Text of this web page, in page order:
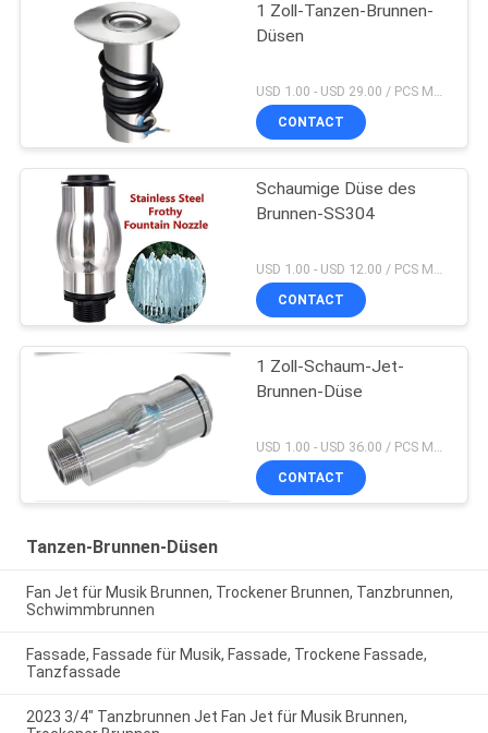
1 Zoll-Tanzen-Brunnen-
Düsen
USD 1.00 - USD 29.00 / PCS MOQ:PC 1
CONTACT
Schaumige Düse des
Brunnen-SS304
CONTACT
1 Zoll-Schaum-Jet-
Brunnen-Düse
CONTACT
Tanzen-Brunnen-Düsen
Fan Jet für Musik Brunnen, Trockener Brunnen, Tanzbrunnen,
Schwimmbrunnen
Fassade, Fassade für Musik, Fassade, Trockene Fassade,
Tanzfassade
2023 3/4" Tanzbrunnen Jet Fan Jet für Musik Brunnen,